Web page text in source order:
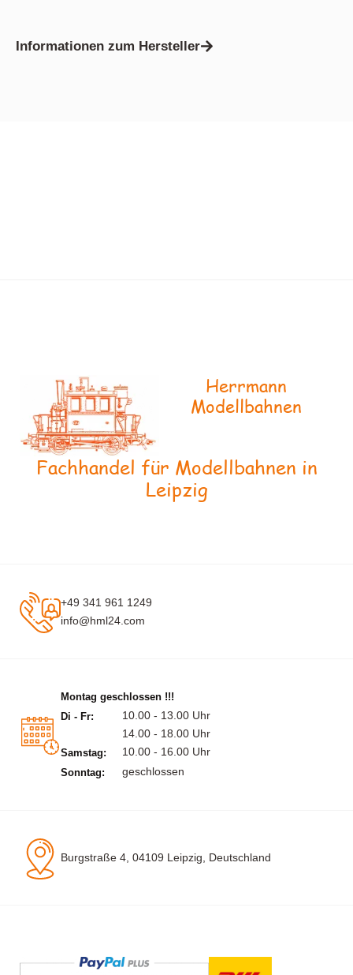
Informationen zum Hersteller
Herrmann
Modellbahnen
Fachhandel für Modellbahnen in
Leipzig
+49 341 961 1249
info@hml24.com
Montag geschlossen !!!
Di - Fr:
10.00 - 13.00 Uhr
14.00 - 18.00 Uhr
Samstag: 10.00 - 16.00 Uhr
Sonntag: geschlossen
Burgstraße 4, 04109 Leipzig, Deutschland